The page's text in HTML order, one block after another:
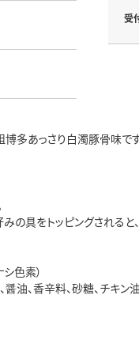
受
多あっさり白濁豚骨味です
みの具をトッピングされる
色素）
油、香辛料、砂糖、チキン